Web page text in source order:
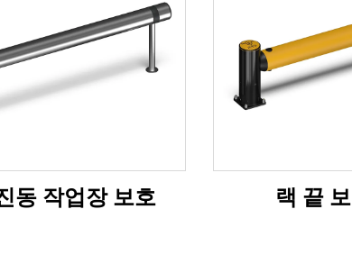
동 작업장 보호 랙 끝